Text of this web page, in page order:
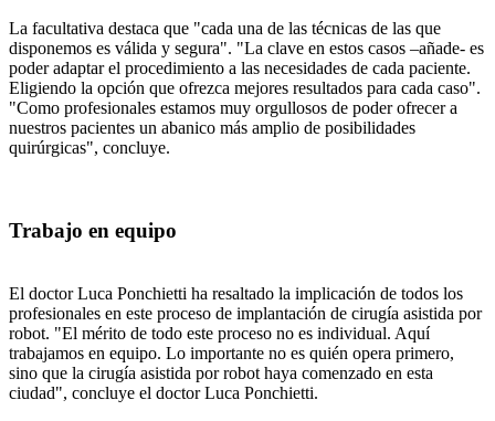
La facultativa destaca que "cada una de las técnicas de las que
disponemos es válida y segura". "La clave en estos casos –añade- es
poder adaptar el procedimiento a las necesidades de cada paciente.
Eligiendo la opción que ofrezca mejores resultados para cada caso".
"Como profesionales estamos muy orgullosos de poder ofrecer a
nuestros pacientes un abanico más amplio de posibilidades
quirúrgicas", concluye.
Trabajo en equipo
El doctor Luca Ponchietti ha resaltado la implicación de todos los
profesionales en este proceso de implantación de cirugía asistida por
robot. "El mérito de todo este proceso no es individual. Aquí
trabajamos en equipo. Lo importante no es quién opera primero,
sino que la cirugía asistida por robot haya comenzado en esta
ciudad", concluye el doctor Luca Ponchietti.